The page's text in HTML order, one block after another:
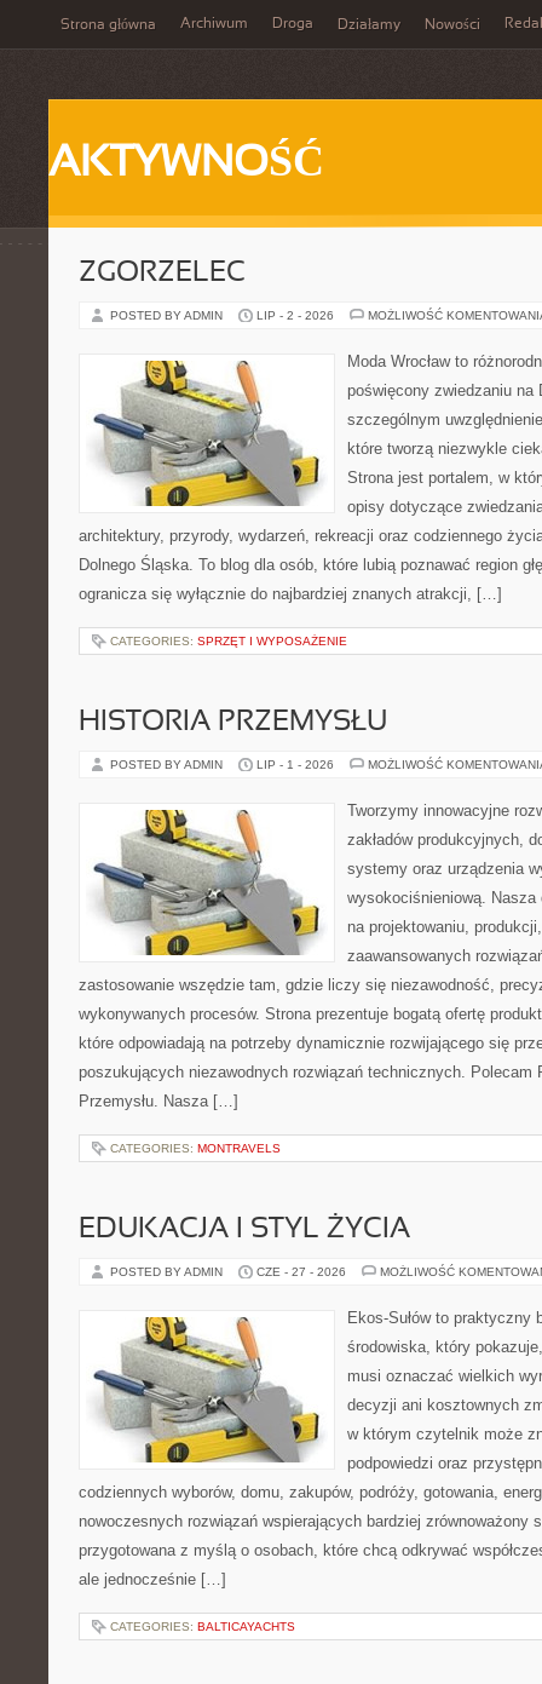
Strona główna Archiwum Droga Działamy Nowości
AKTYWNOŚĆ
ZGORZELEC
POSTED BY ADMIN LIP - 2 - 2026 MOŻLIWOŚĆ
Moda Wrocław to
poświęcony zwiedzaniu na
szczególnym
które tworzą niezwykle
Strona jest portalem, w
opisy dotyczące
architektury, przyrody, wydarzeń, rekreacji oraz codziennego
Dolnego Śląska. To blog dla osób, które lubią poznawać region
ogranicza się wyłącznie do najbardziej znanych atrakcji, […]
CATEGORIES: SPRZĘT I WYPOSAŻENIE
HISTORIA PRZEMYSŁU
POSTED BY ADMIN LIP - 1 - 2026 MOŻLIWOŚĆ
Tworzymy innowacyjne
zakładów produkcyjnych,
systemy oraz urządzenia
wysokociśnieniową. Nasza
na projektowaniu,
zaawansowanych
zastosowanie wszędzie tam, gdzie liczy się niezawodność,
wykonywanych procesów. Strona prezentuje bogatą ofertę
które odpowiadają na potrzeby dynamicznie rozwijającego się
poszukujących niezawodnych rozwiązań technicznych. Polecam
Przemysłu. Nasza […]
CATEGORIES: MONTRAVELS
EDUKACJA I STYL ŻYCIA
POSTED BY ADMIN CZE - 27 - 2026 MOŻLIWOŚĆ
Ekos-Sułów to praktyczny
środowiska, który
musi oznaczać wielkich
decyzji ani kosztownych
w którym czytelnik może
podpowiedzi oraz
codziennych wyborów, domu, zakupów, podróży, gotowania,
nowoczesnych rozwiązań wspierających bardziej zrównoważony
przygotowana z myślą o osobach, które chcą odkrywać
ale jednocześnie […]
CATEGORIES: BALTICAYACHTS